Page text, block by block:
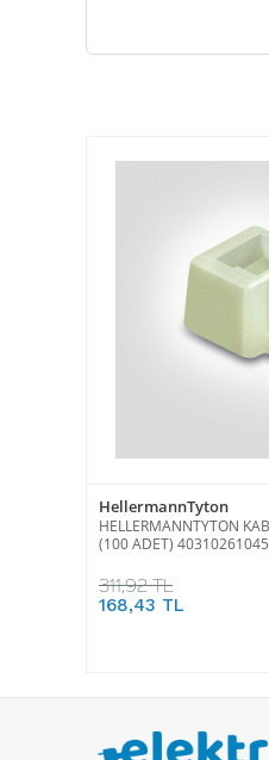
HellermannTyton
HELLERMANNTYTON
(100 ADET)
311,92 TL
168,43 TL